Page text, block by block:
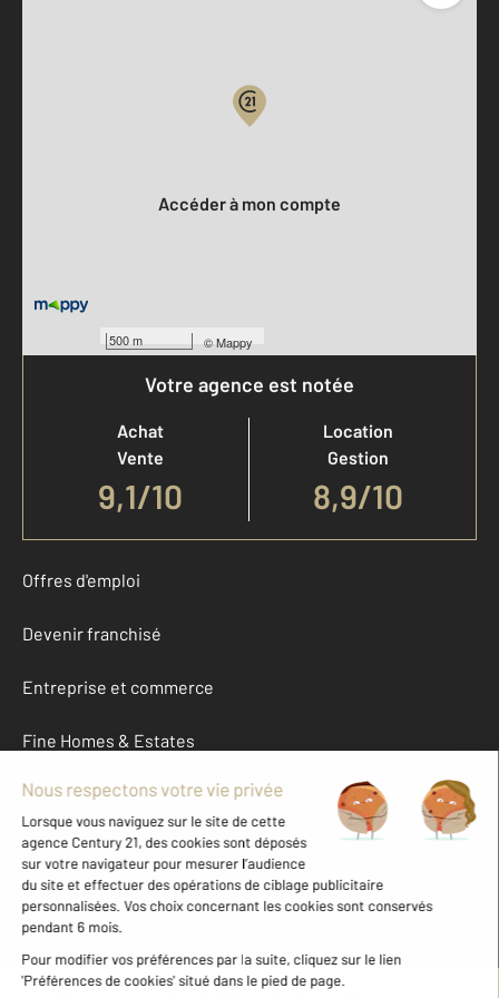
500 m ©Mappy
Accéder à mon compte
Votre agence est notée
Achat
Vente
9,1/10
Location
Gestion
8,9/10
Offres d'emploi
Devenir franchisé
Entreprise et commerce
Fine Homes & Estates
À propos
International
Nous contacter